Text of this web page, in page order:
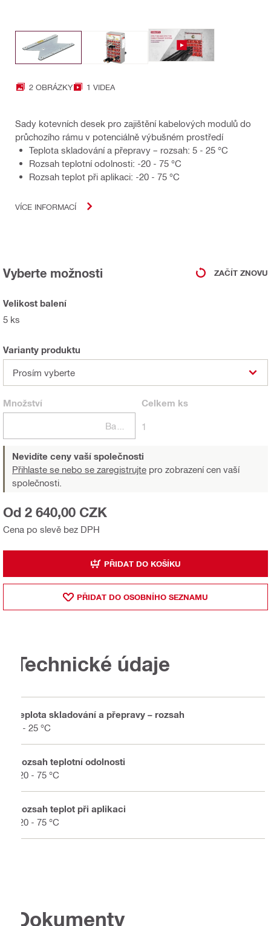
2 OBRÁZKY 1 VIDEA
Sady kotevních desek pro zajištění kabelových modulů do
průchozího rámu v potenciálně výbušném prostředí
Teplota skladování a přepravy – rozsah: 5 - 25 °C
Rozsah teplotní odolnosti: -20 - 75 °C
Rozsah teplot při aplikaci: -20 - 75 °C
VÍCE INFORMACÍ
Vyberte možnosti ZAČÍT ZNOVU
Velikost balení
5 ks
Varianty produktu
Prosím vyberte
Množství Celkem ks
1
Nevidíte ceny vaší společnosti
Přihlaste se nebo se zaregistrujte pro zobrazení cen vaší
společnosti.
Cena po slevě bez DPH
Od 2 640,00 CZK
PŘIDAT DO KOŠÍKU
PŘIDAT DO OSOBNÍHO SEZNAMU
Technické údaje
Teplota skladování a přepravy – rozsah
5 - 25 °C
Rozsah teplotní odolnosti
-20 - 75 °C
Rozsah teplot při aplikaci
-20 - 75 °C
Dokumenty